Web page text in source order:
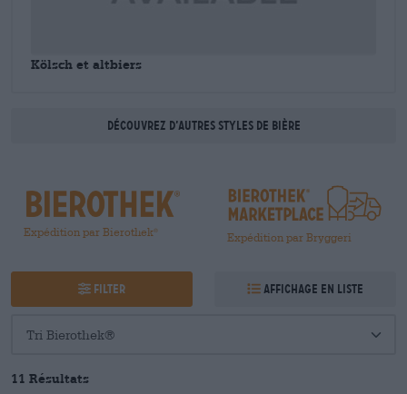
Kölsch et altbiers
Découvrez d’autres styles de bière
Expédition par Bierothek®
Expédition par Bryggeri
Filter Affichage en liste
11 Résultats